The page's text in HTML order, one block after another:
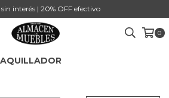
interés | 20% OFF efectivo
0